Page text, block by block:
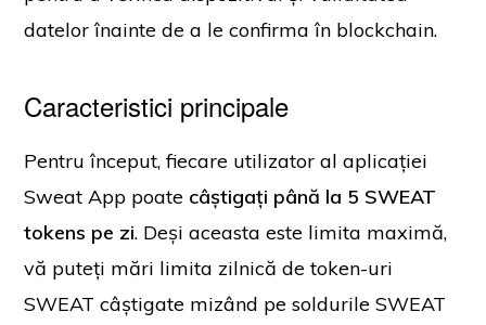
datelor înainte de a le confirma în blockchain.
Caracteristici principale
Pentru început, fiecare utilizator al aplicației
Sweat App poate câștigați până la 5 SWEAT
tokens pe zi. Deși aceasta este limita maximă,
vă puteți mări limita zilnică de token-uri
SWEAT câștigate mizând pe soldurile SWEAT